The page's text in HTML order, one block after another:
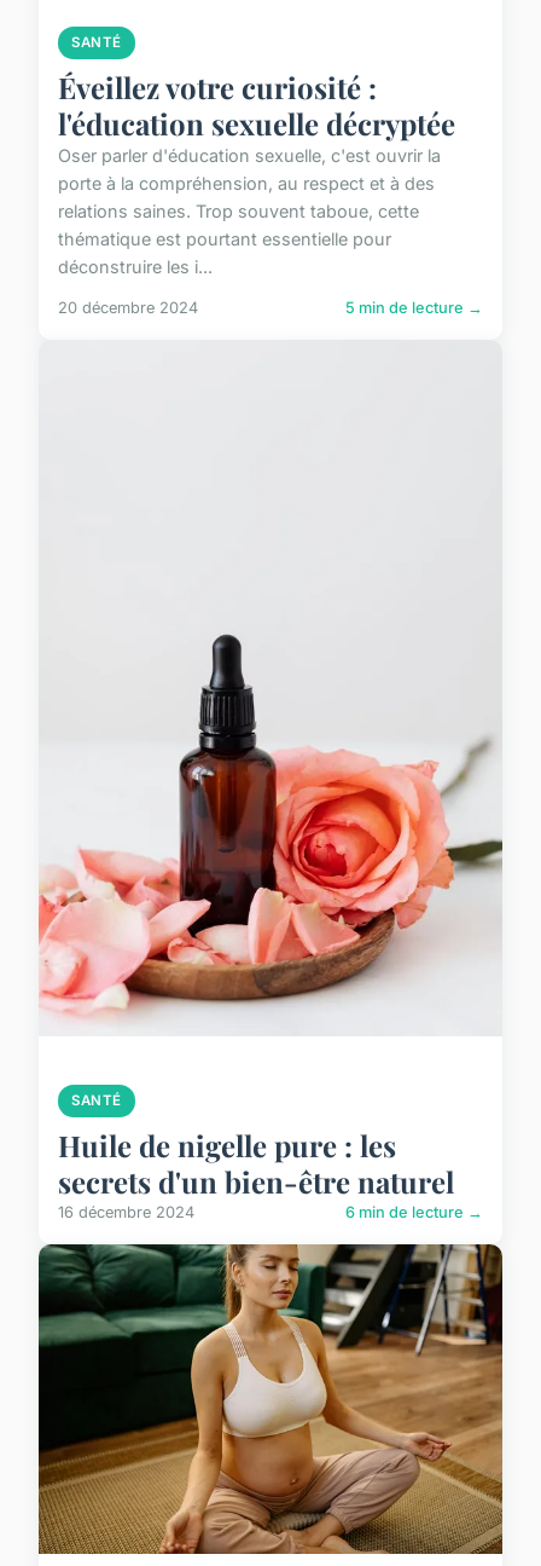
SANTÉ
Éveillez votre curiosité :
l'éducation sexuelle décryptée
Oser parler d'éducation sexuelle, c'est ouvrir la
porte à la compréhension, au respect et à des
relations saines. Trop souvent taboue, cette
thématique est pourtant essentielle pour
déconstruire les i...
20 décembre 2024 5 min de lecture →
SANTÉ
Huile de nigelle pure : les
secrets d'un bien-être naturel
16 décembre 2024 6 min de lecture →